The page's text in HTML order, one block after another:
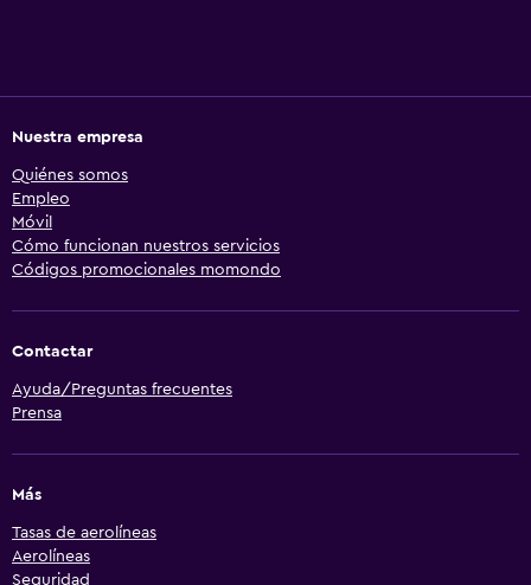
Nuestra empresa
Quiénes somos
Empleo
Móvil
Cómo funcionan nuestros servicios
Códigos promocionales momondo
Contactar
Ayuda/Preguntas frecuentes
Prensa
Más
Tasas de aerolíneas
Aerolíneas
Seguridad